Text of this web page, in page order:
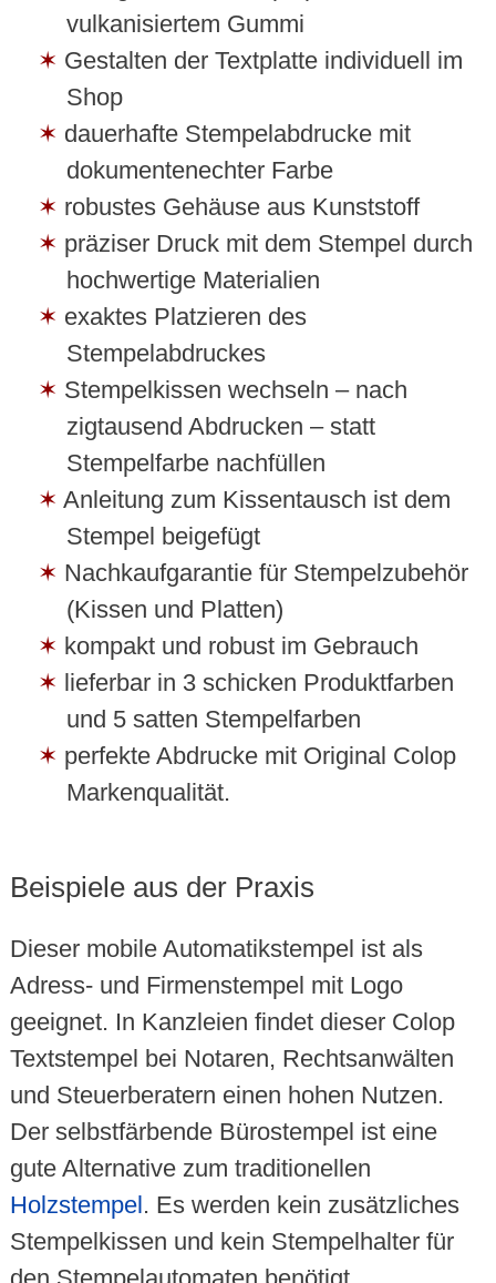
vulkanisiertem Gummi
Gestalten der Textplatte individuell im
Shop
dauerhafte Stempelabdrucke mit
dokumentenechter Farbe
robustes Gehäuse aus Kunststoff
präziser Druck mit dem Stempel durch
hochwertige Materialien
exaktes Platzieren des
Stempelabdruckes
Stempelkissen wechseln – nach
zigtausend Abdrucken – statt
Stempelfarbe nachfüllen
Anleitung zum Kissentausch ist dem
Stempel beigefügt
Nachkaufgarantie für Stempelzubehör
(Kissen und Platten)
kompakt und robust im Gebrauch
lieferbar in 3 schicken Produktfarben
und 5 satten Stempelfarben
perfekte Abdrucke mit Original Colop
Markenqualität.
Beispiele aus der Praxis
Dieser mobile Automatikstempel ist als
Adress- und Firmenstempel mit Logo
geeignet. In Kanzleien findet dieser Colop
Textstempel bei Notaren, Rechtsanwälten
und Steuerberatern einen hohen Nutzen.
Der selbstfärbende Bürostempel ist eine
gute Alternative zum traditionellen
Holzstempel. Es werden kein zusätzliches
Stempelkissen und kein Stempelhalter für